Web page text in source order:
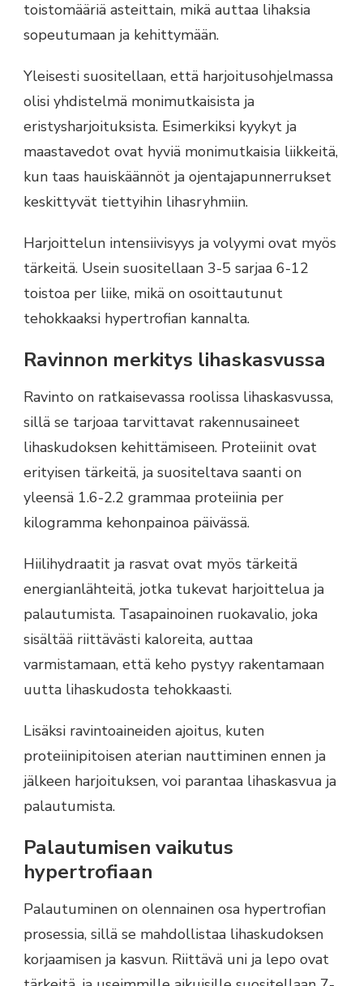
toistomääriä asteittain, mikä auttaa lihaksia
sopeutumaan ja kehittymään.
Yleisesti suositellaan, että harjoitusohjelmassa
olisi yhdistelmä monimutkaisista ja
eristysharjoituksista. Esimerkiksi kyykyt ja
maastavedot ovat hyviä monimutkaisia liikkeitä,
kun taas hauiskäännöt ja ojentajapunnerrukset
keskittyvät tiettyihin lihasryhmiin.
Harjoittelun intensiivisyys ja volyymi ovat myös
tärkeitä. Usein suositellaan 3-5 sarjaa 6-12
toistoa per liike, mikä on osoittautunut
tehokkaaksi hypertrofian kannalta.
Ravinnon merkitys lihaskasvussa
Ravinto on ratkaisevassa roolissa lihaskasvussa,
sillä se tarjoaa tarvittavat rakennusaineet
lihaskudoksen kehittämiseen. Proteiinit ovat
erityisen tärkeitä, ja suositeltava saanti on
yleensä 1.6-2.2 grammaa proteiinia per
kilogramma kehonpainoa päivässä.
Hiilihydraatit ja rasvat ovat myös tärkeitä
energianlähteitä, jotka tukevat harjoittelua ja
palautumista. Tasapainoinen ruokavalio, joka
sisältää riittävästi kaloreita, auttaa
varmistamaan, että keho pystyy rakentamaan
uutta lihaskudosta tehokkaasti.
Lisäksi ravintoaineiden ajoitus, kuten
proteiinipitoisen aterian nauttiminen ennen ja
jälkeen harjoituksen, voi parantaa lihaskasvua ja
palautumista.
Palautumisen vaikutus
hypertrofiaan
Palautuminen on olennainen osa hypertrofian
prosessia, sillä se mahdollistaa lihaskudoksen
korjaamisen ja kasvun. Riittävä uni ja lepo ovat